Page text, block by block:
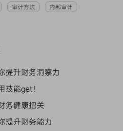
审计方法
内部审计
提升财务洞察力
能get！
务健康把关
提升财务能力